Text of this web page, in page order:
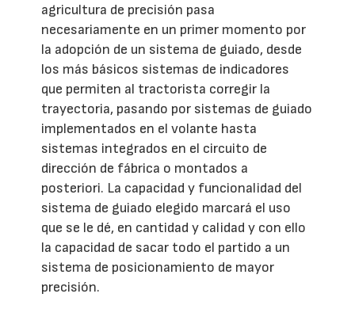
agricultura de precisión pasa
necesariamente en un primer momento por
la adopción de un sistema de guiado, desde
los más básicos sistemas de indicadores
que permiten al tractorista corregir la
trayectoria, pasando por sistemas de guiado
implementados en el volante hasta
sistemas integrados en el circuito de
dirección de fábrica o montados a
posteriori. La capacidad y funcionalidad del
sistema de guiado elegido marcará el uso
que se le dé, en cantidad y calidad y con ello
la capacidad de sacar todo el partido a un
sistema de posicionamiento de mayor
precisión.